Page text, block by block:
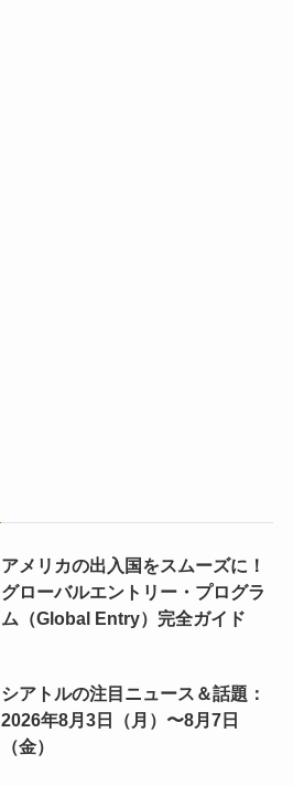
アメリカの出入国をスムーズに！
グローバルエントリー・プログラ
ム（Global Entry）完全ガイド
シアトルの注目ニュース＆話題：
2026年8月3日（月）〜8月7日
（金）